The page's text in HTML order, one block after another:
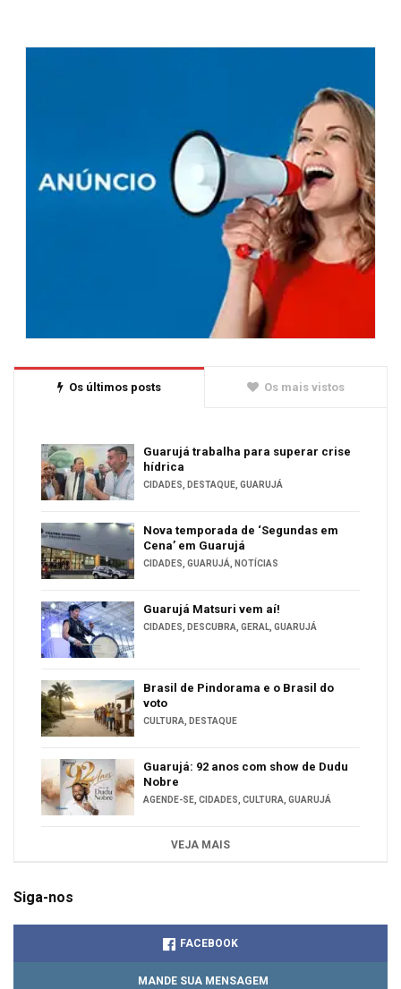
Os últimos posts Os mais vistos
Guarujá trabalha para superar crise
hídrica
CIDADES, DESTAQUE, GUARUJÁ
Nova temporada de ‘Segundas em
Cena’ em Guarujá
CIDADES, GUARUJÁ, NOTÍCIAS
Guarujá Matsuri vem aí!
CIDADES, DESCUBRA, GERAL, GUARUJÁ
Brasil de Pindorama e o Brasil do
voto
CULTURA, DESTAQUE
Guarujá: 92 anos com show de Dudu
Nobre
AGENDE-SE, CIDADES, CULTURA, GUARUJÁ
VEJA MAIS
Siga-nos
FACEBOOK
MANDE SUA MENSAGEM